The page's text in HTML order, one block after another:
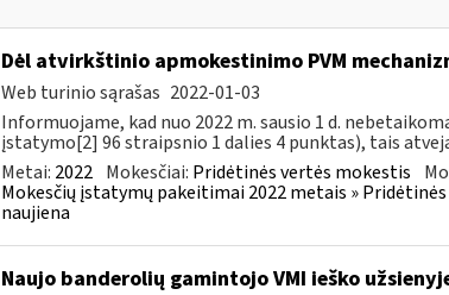
Dėl atvirkštinio apmokestinimo PVM
Web turinio sąrašas 2022-01-03
Informuojame, kad nuo 2022 m. sausio 1 d.
įstatymo[2] 96 straipsnio 1 dalies 4 punktas), tais
Metai: 2022 Mokesčiai: Pridėtinės vertės mokestis
Mokesčių įstatymų pakeitimai 2022 metais »
naujiena
Naujo banderolių gamintojo VMI ieško